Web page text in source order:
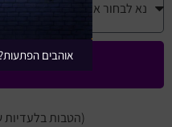
שלחו לי
(הטבות
אוהבים